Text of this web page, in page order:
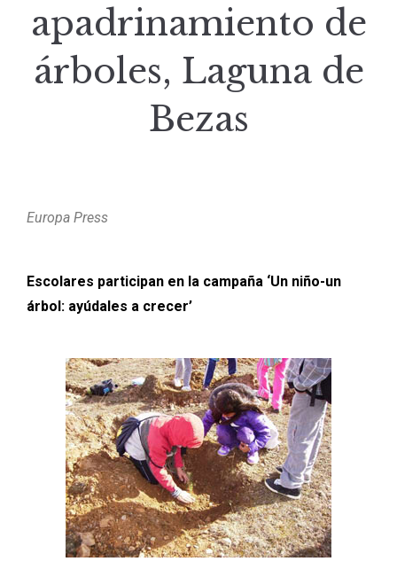
apadrinamiento de
árboles, Laguna de
Bezas
Europa Press
Escolares participan en la campaña ‘Un niño-un
árbol: ayúdales a crecer’